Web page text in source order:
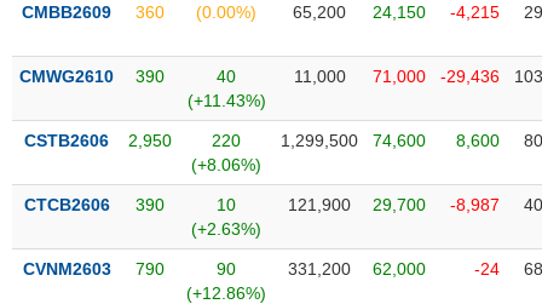
CMBB2609 360 (0.00%) 65,200 24,150 -4,215
CMWG2610 390
40
(+11.43%)
11,000 71,000 -29,436
CSTB2606 2,950
220
(+8.06%)
1,299,500 74,600 8,600
CTCB2606 390
10
(+2.63%)
121,900 29,700 -8,987
CVNM2603 790
90
(+12.86%)
331,200 62,000 -24
CHĂM
SỨC
TÀI